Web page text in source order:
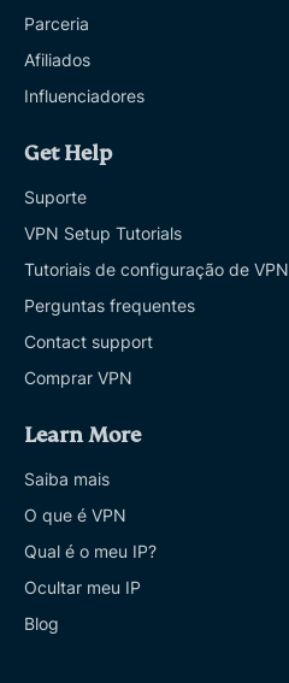
Parceria
Afiliados
Influenciadores
Get Help
Suporte
VPN Setup Tutorials
Tutoriais de configuração de VPN
Perguntas frequentes
Contact support
Comprar VPN
Learn More
Saiba mais
O que é VPN
Qual é o meu IP?
Ocultar meu IP
Blog